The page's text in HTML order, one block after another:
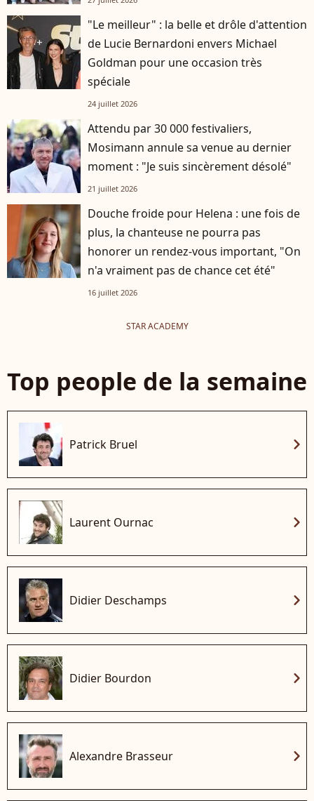
"Le meilleur" : la belle et drôle d'attention
de Lucie Bernardoni envers Michael
Goldman pour une occasion très
spéciale
24 juillet 2026
Attendu par 30 000 festivaliers,
Mosimann annule sa venue au dernier
moment : "Je suis sincèrement désolé"
21 juillet 2026
Douche froide pour Helena : une fois de
plus, la chanteuse ne pourra pas
honorer un rendez-vous important, "On
n'a vraiment pas de chance cet été"
16 juillet 2026
STAR ACADEMY
Top people de la semaine
Patrick Bruel chevron_right
Laurent Ournac chevron_right
Didier Deschamps chevron_right
Didier Bourdon chevron_right
Alexandre Brasseur chevron_right